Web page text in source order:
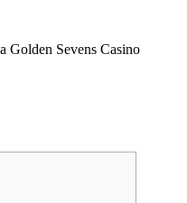
Golden Sevens Casino